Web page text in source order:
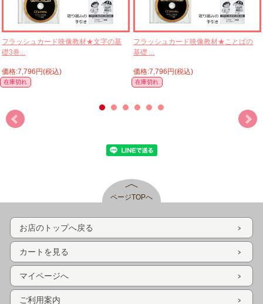
フラッシュカード映像教材★文字の基
礎3巻...
価格:7,796円(税込)
在庫切れ
フラッシュカード映像教材★ことばの
基礎 ...
価格:7,796円(税込)
在庫切れ
ページTOPへ
お店のトップへ戻る
カートを見る
マイページへ
ご利用案内